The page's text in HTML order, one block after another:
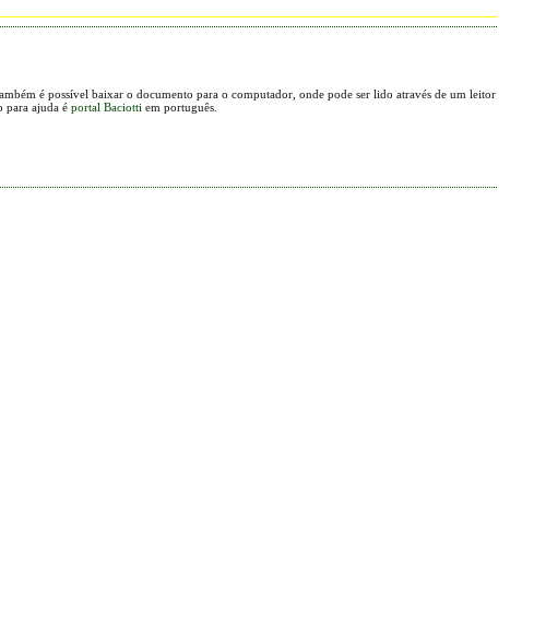
é possível baixar o documento para o computador, onde pode ser lido através de um leitor
para ajuda é portal Baciotti em português.